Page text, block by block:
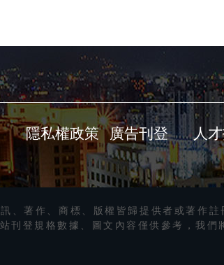
隱私權政策 廣告刊登 人
、著作、商標、版權皆歸提供者或著作
刊登規格數據、圖文內容僅供參考，我